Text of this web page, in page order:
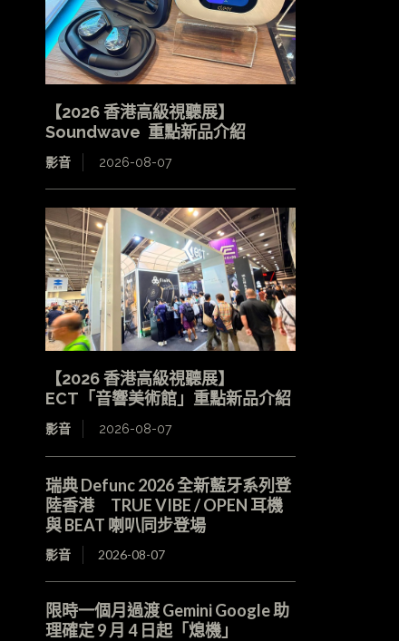
【2026 香港高級視聽展】
Soundwave 重點新品介紹
影音 2026-08-07
【2026 香港高級視聽展】
ECT「音響美術館」重點新品介紹
影音 2026-08-07
瑞典 Defunc 2026 全新藍牙系列登
陸香港 TRUE VIBE / OPEN 耳機
與 BEAT 喇叭同步登場
影音 2026-08-07
限時一個月過渡 Gemini Google 助
理確定 9 月 4 日起「熄機」